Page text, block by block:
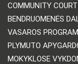
COMMUNITY
BENDRUOMENĖS
VASAROS
PLYMUTO
MOKYKLOSE